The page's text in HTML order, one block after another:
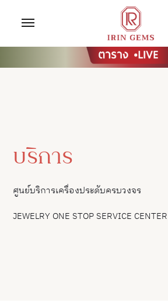
บริการ
ศูนย์บริการเครื่องประดับครบวงจร
JEWELRY ONE STOP SERVICE CENTER